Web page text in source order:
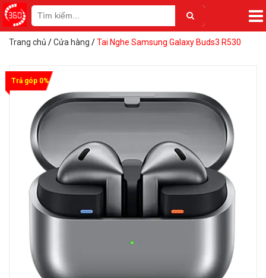
Trang chủ /Cửa hàng /Tai Nghe Samsung Galaxy Buds3 R530
Trả góp 0%